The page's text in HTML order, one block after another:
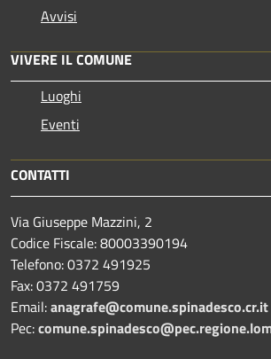
Avvisi
VIVERE IL COMUNE
Luoghi
Eventi
CONTATTI
Via Giuseppe Mazzini, 2
Codice Fiscale: 80003390194
Telefono:0372 491925
Fax:0372 491759
Email:anagrafe@comune.spinadesco.cr.it
Pec: